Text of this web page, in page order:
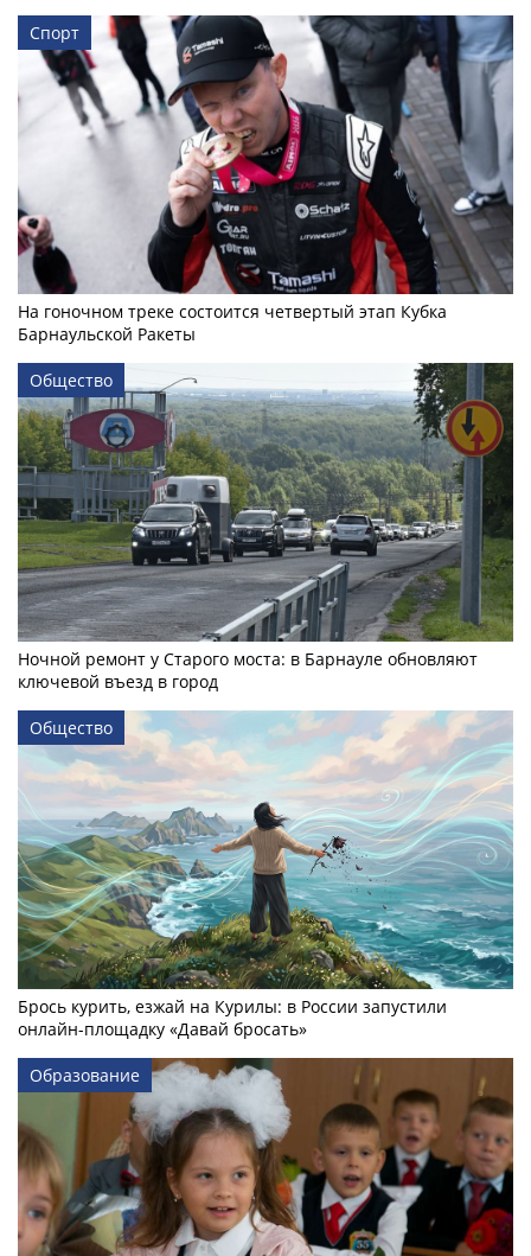
Спорт
На гоночном треке состоится четвертый этап Кубка
Барнаульской Ракеты
Общество
Ночной ремонт у Старого моста: в Барнауле обновляют
ключевой въезд в город
Общество
Брось курить, езжай на Курилы: в России запустили
онлайн-­площадку «Давай бросать»
Образование